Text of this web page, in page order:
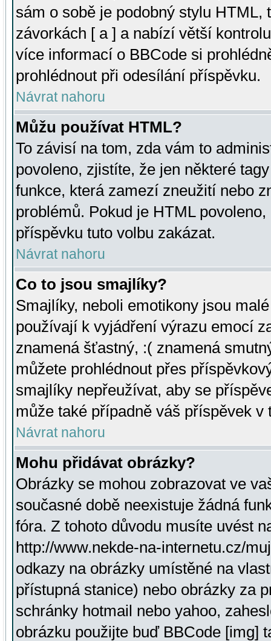
sám o sobě je podobný stylu HTML,
závorkách [ a ] a nabízí větší
více informací o BBCode si
prohlédnout při odesílání příspěvku.
Návrat nahoru
Můžu používat HTML?
To závisí na tom, zda vám to
povoleno, zjistíte, že jen některé
funkce, která zamezí zneužití nebo
problémů. Pokud je HTML
příspěvku tuto volbu zakázat.
Návrat nahoru
Co to jsou smajlíky?
Smajlíky, neboli emotikony jsou
používají k vyjádření výrazu emocí
znamená šťastný, :( znamená
můžete prohlédnout přes
smajlíky nepřeužívat, aby se
může také případně váš příspěvek v
Návrat nahoru
Mohu přidávat obrázky?
Obrázky se mohou zobrazovat ve
současné době neexistuje žádná
fóra. Z tohoto důvodu musíte uvést
http://www.nekde-na-internetu.cz/
odkazy na obrázky umístěné na
přístupná stanice) nebo obrázky za
schránky hotmail nebo yahoo,
obrázku použijte buď BBCode [img]